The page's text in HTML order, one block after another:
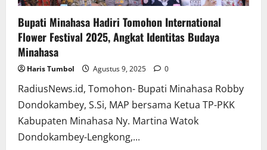
Bupati Minahasa Hadiri Tomohon International
Flower Festival 2025, Angkat Identitas Budaya
Minahasa
Haris Tumbol Agustus 9, 2025 0
RadiusNews.id, Tomohon- Bupati Minahasa Robby
Dondokambey, S.Si, MAP bersama Ketua TP-PKK
Kabupaten Minahasa Ny. Martina Watok
Dondokambey-Lengkong,...